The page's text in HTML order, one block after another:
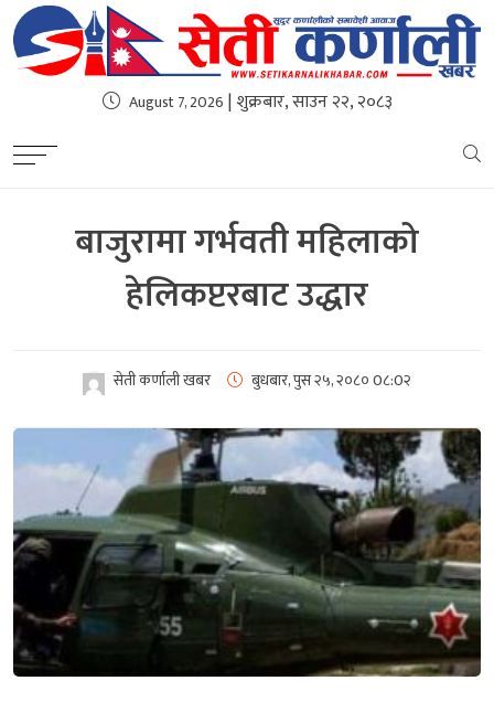
August 7, 2026 | शुक्रबार, साउन २२, २०८३
बाजुरामा गर्भवती महिलाको
हेलिकप्टरबाट उद्धार
सेती कर्णाली खबर बुधबार, पुस २५, २०८०0८:0२